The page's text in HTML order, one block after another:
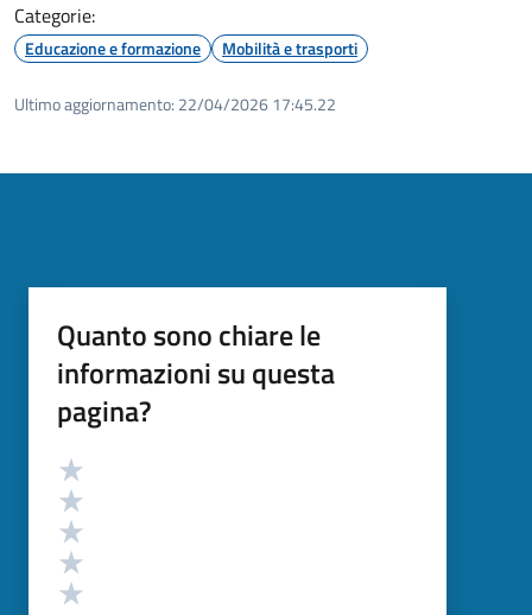
Categorie:
Educazione e formazione Mobilità e trasporti
Ultimo aggiornamento: 22/04/2026 17:45.22
Quanto sono chiare le
informazioni su questa
pagina?
Valutazione